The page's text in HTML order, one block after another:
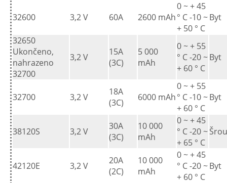
32600 3,2 V 60A 2600 mAh
0 ~ + 45
° C -10 ~
+ 50 ° C
Byt
32650
Ukončeno,
nahrazeno
32700
3,2 V
15A
(3C)
5 000
mAh
0 ~ + 55
° C -20 ~
+ 60 ° C
Byt
32700 3,2 V
18A
(3C)
6000 mAh
0 ~ + 55
° C -10 ~
+ 60 ° C
Byt
38120S 3,2 V
30A
(3C)
10 000
mAh
0 ~ + 45
° C -20 ~
+ 65 ° C
42120E 3,2 V
20A
(2C)
10 000
mAh
0 ~ + 45
° C -20 ~
+ 60 ° C
Byt